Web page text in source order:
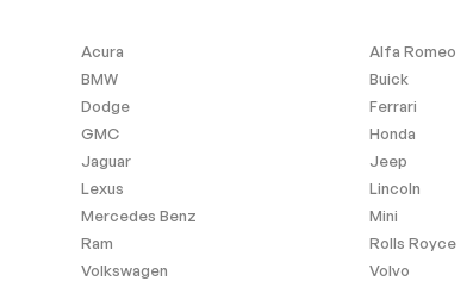
Acura Alfa Romeo
BMW
Buick
Dodge
Ferrari
GMC
Honda
Jaguar
Jeep
Lexus
Lincoln
Mercedes Benz
Mini
Ram
Rolls Royce
Volkswagen
Volvo